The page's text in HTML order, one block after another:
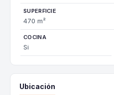
SUPERFICIE
470 m²
COCINA
Si
Ubicación